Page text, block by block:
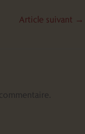
Article suivant →